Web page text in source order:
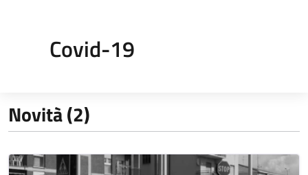
Covid-19
Novità (2)